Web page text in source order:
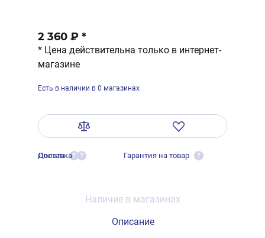
2 360 ₽ *
* Цена действительна только в интернет-
магазине
Есть в наличии в 0 магазинах
Оплата ?
Доставка ? Гарантия на товар ?
Наличие в магазинах
Описание